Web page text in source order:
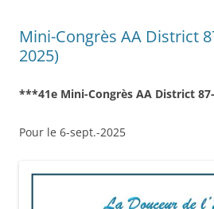
Mini-Congrès AA District
2025)
***41e Mini-Congrès AA District
Pour le 6-sept.-2025